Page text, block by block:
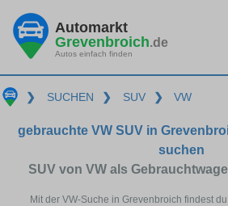
Automarkt
Grevenbroich.de
Autos einfach finden
❯ SUCHEN ❯ SUV ❯ VW
gebrauchte VW SUV in
suchen
SUV von VW als
Mit der VW-Suche in Grevenbroich findest